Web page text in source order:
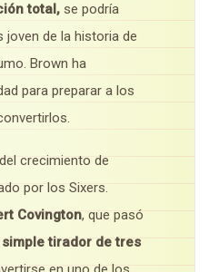
total, se podría
joven de la historia de
Brown ha
para preparar a los
crecimiento de
por los Sixers.
Covington, que pasó
simple tirador de tres